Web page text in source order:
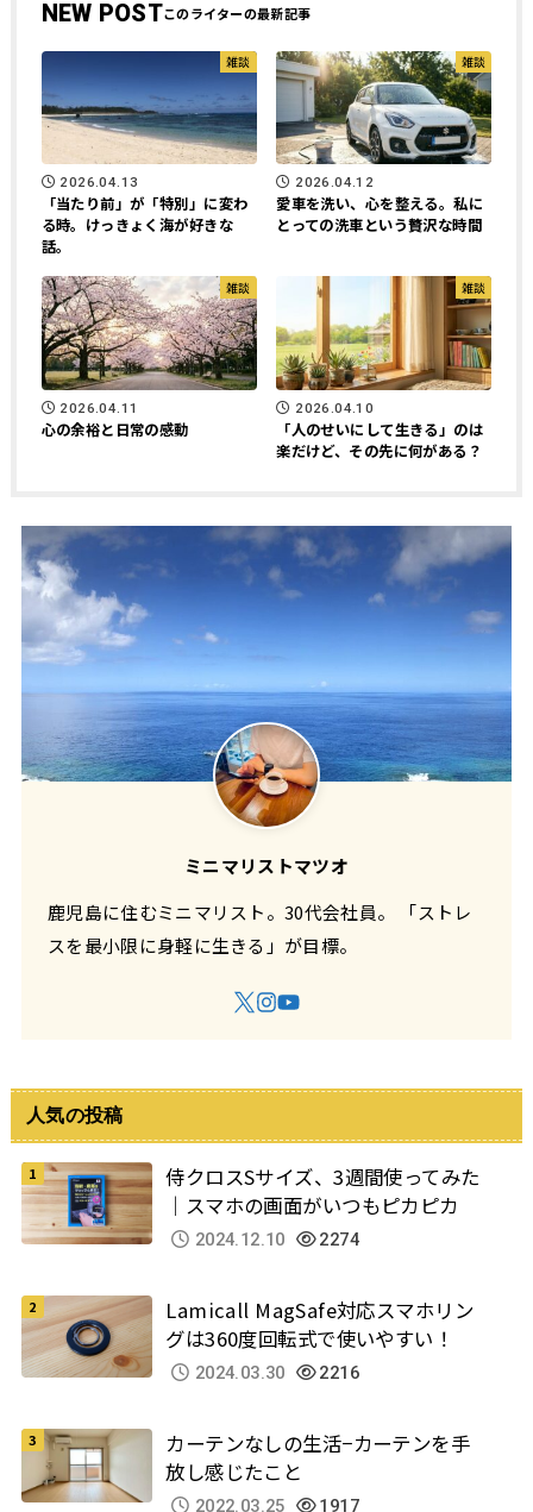
NEW POST
雑談
2026.04.13
「当たり前」が「特別」に変わ
る時。けっきょく海が好きな
話。
雑談
2026.04.12
愛車を洗い、心を整える。私に
とっての洗車という贅沢な時間
雑談
2026.04.11
心の余裕と日常の感動
雑談
2026.04.10
「人のせいにして生きる」のは
楽だけど、その先に何がある？
ミニマリストマツオ
鹿児島に住むミニマリスト。30代会社員。 「ストレ
スを最小限に身軽に生きる」が目標。
人気の投稿
侍クロスSサイズ、3週間使ってみた
｜スマホの画面がいつもピカピカ
2024.12.10 2274
Lamicall MagSafe対応スマホリン
グは360度回転式で使いやすい！
2024.03.30 2216
カーテンなしの生活−カーテンを手
放し感じたこと
2022.03.25 1917